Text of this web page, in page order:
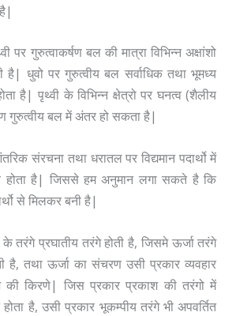
पर गुरुत्वाकर्षण बल की मात्रा विभिन्न अक्षांशो
है| धुवो पर गुरुत्वीय बल सर्वाधिक तथा भूमध्य
है| पृथ्वी के विभिन्न क्षेत्रो पर घनत्व (शैलीय
गुरुत्वीय बल में अंतर हो सकता है|
संरचना तथा धरातल पर विद्यमान पदार्थो में
होता है| जिससे हम अनुमान लगा सकते है कि
से मिलकर बनी है|
तरंगे प्रघातीय तरंगे होती है, जिसमे ऊर्जा तरंगे
तथा ऊर्जा का संचरण उसी प्रकार व्यवहार
किरणे| जिस प्रकार प्रकाश की तरंगो में
होता है, उसी प्रकार भूकम्पीय तरंगे भी अपवर्तित